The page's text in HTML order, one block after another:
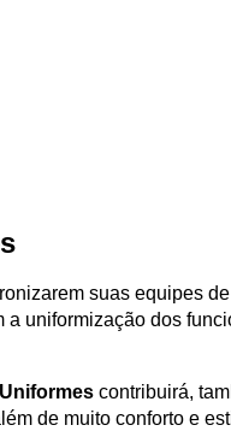
suas equipes
uniformização dos
contribuirá,
de muito conforto e